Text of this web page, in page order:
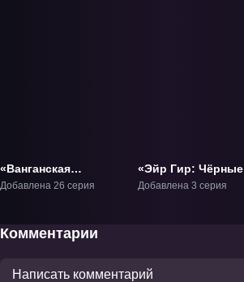
«Ванганская
полночь» ТВ-1
Добавлена 26 серия
«Эйр Гир: Чёрные
крылья «Спящего
Добавлена 3 серия
Комментарии